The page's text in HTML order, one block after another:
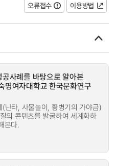
오류접수 이용방법
사례를 바탕으로 알아본
명여자대학교 한국문화연구
난타, 사물놀이, 황병기의 가야금)
의 콘텐츠를 발굴하여 세계화하
본다.